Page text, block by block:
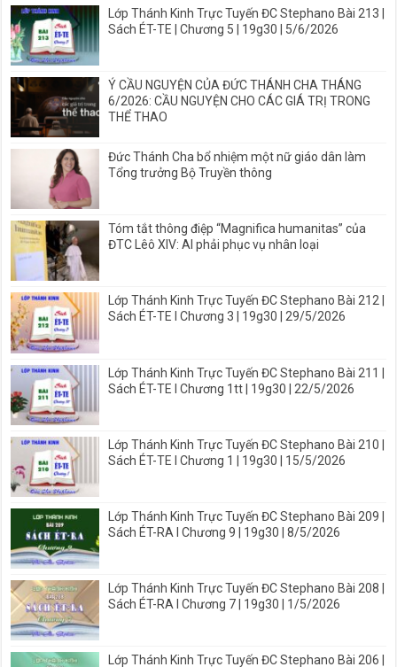
Lớp Thánh Kinh Trực Tuyến ĐC Stephano Bài 213 |
Sách ÉT-TE | Chương 5 | 19g30 | 5/6/2026
Ý CẦU NGUYỆN CỦA ĐỨC THÁNH CHA THÁNG
6/2026: CẦU NGUYỆN CHO CÁC GIÁ TRỊ TRONG
THỂ THAO
Đức Thánh Cha bổ nhiệm một nữ giáo dân làm
Tổng trưởng Bộ Truyền thông
Tóm tắt thông điệp “Magnifica humanitas” của
ĐTC Lêô XIV: AI phải phục vụ nhân loại
Lớp Thánh Kinh Trực Tuyến ĐC Stephano Bài 212 |
Sách ÉT-TE I Chương 3 | 19g30 | 29/5/2026
Lớp Thánh Kinh Trực Tuyến ĐC Stephano Bài 211 |
Sách ÉT-TE I Chương 1tt | 19g30 | 22/5/2026
Lớp Thánh Kinh Trực Tuyến ĐC Stephano Bài 210 |
Sách ÉT-TE I Chương 1 | 19g30 | 15/5/2026
Lớp Thánh Kinh Trực Tuyến ĐC Stephano Bài 209 |
Sách ÉT-RA I Chương 9 | 19g30 | 8/5/2026
Lớp Thánh Kinh Trực Tuyến ĐC Stephano Bài 208 |
Sách ÉT-RA I Chương 7 | 19g30 | 1/5/2026
Lớp Thánh Kinh Trực Tuyến ĐC Stephano Bài 206 |